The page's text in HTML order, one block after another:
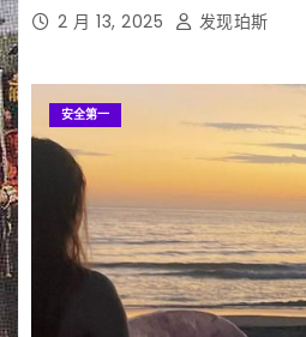
2 月 13, 2025 发现珀斯
安全第一